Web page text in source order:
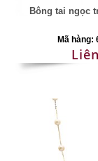
Bông tai ngọc
Mã hàng: